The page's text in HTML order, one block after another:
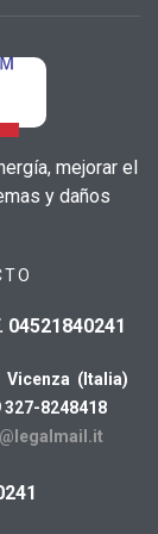
mejorar el
y daños
04521840241
Vicenza (Italia)
8248418